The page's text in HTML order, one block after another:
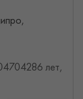
лет,